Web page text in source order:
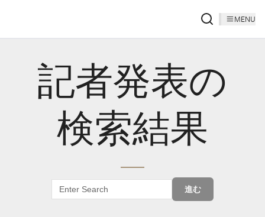
MENU
記者発表の
検索結果
進む